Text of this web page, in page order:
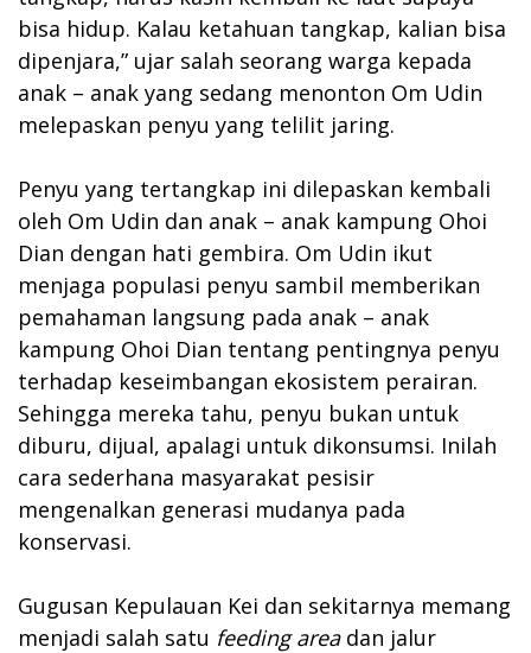
bisa hidup. Kalau ketahuan tangkap, kalian bisa
dipenjara,” ujar salah seorang warga kepada
anak – anak yang sedang menonton Om Udin
melepaskan penyu yang telilit jaring.
Penyu yang tertangkap ini dilepaskan kembali
oleh Om Udin dan anak – anak kampung Ohoi
Dian dengan hati gembira. Om Udin ikut
menjaga populasi penyu sambil memberikan
pemahaman langsung pada anak – anak
kampung Ohoi Dian tentang pentingnya penyu
terhadap keseimbangan ekosistem perairan.
Sehingga mereka tahu, penyu bukan untuk
diburu, dijual, apalagi untuk dikonsumsi. Inilah
cara sederhana masyarakat pesisir
mengenalkan generasi mudanya pada
konservasi.
Gugusan Kepulauan Kei dan sekitarnya memang
menjadi salah satu feeding areadan jalur